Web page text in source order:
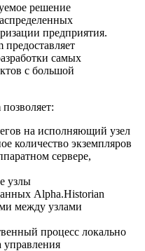
решение
предприятия.
самых
с большой
на исполняющий узел
количество экземпляров
сервере,
узлы
Alpha.Historian
между узлами
процесс локально
управления